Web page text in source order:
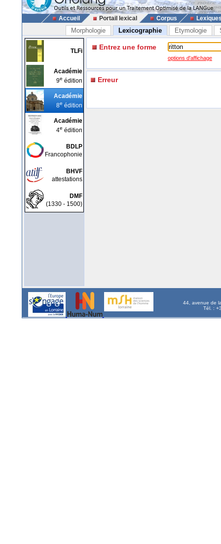
Accueil Portail lexical Corpus
Morphologie Lexicographie Etymologie
TLFi
Académie
9e édition
Académie
8e édition
Académie
4e édition
BDLP
Francophonie
BHVF
attestations
DMF
(1330 - 1500)
Entrez une forme
options d'affichage
Erreur
44, avenue de
Tél. :